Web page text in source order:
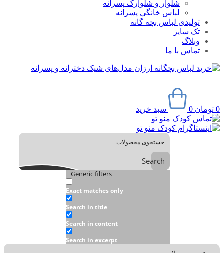
شلوار و شلوارک پسرانه
لباس خانگی پسرانه
تولیدی لباس بچه گانه
تک سایز
وبلاگ
تماس با ما
0 تومان 0 سبد خرید
Search
Generic filters
Exact matches only
Search in title
Search in content
Search in excerpt